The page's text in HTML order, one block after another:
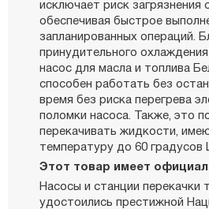
исключает риск загрязнения
обеспечивая быстрое
запланированных операций.
принудительного
насос для масла и топлива
способен работать без
время без риска перегрева
поломки насоса. Также, это
перекачивать жидкости,
температуру до 60 градусов
Этот товар имеет
Насосы и станции перекачки
удостоились престижной